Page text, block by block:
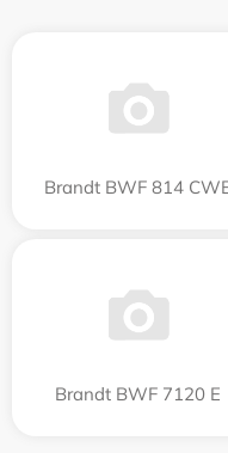
Brandt BWF 814
Brandt BWF 7120 E